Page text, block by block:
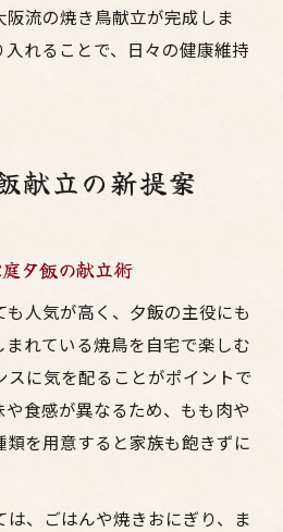
流の焼き鳥献立が完成しま
れることで、日々の健康維持
献立の新提案
夕飯の献立術
人気が高く、夕飯の主役にも
れている焼鳥を自宅で楽しむ
スに気を配ることがポイントで
食感が異なるため、もも肉や
を用意すると家族も飽きずに
、ごはんや焼きおにぎり、ま